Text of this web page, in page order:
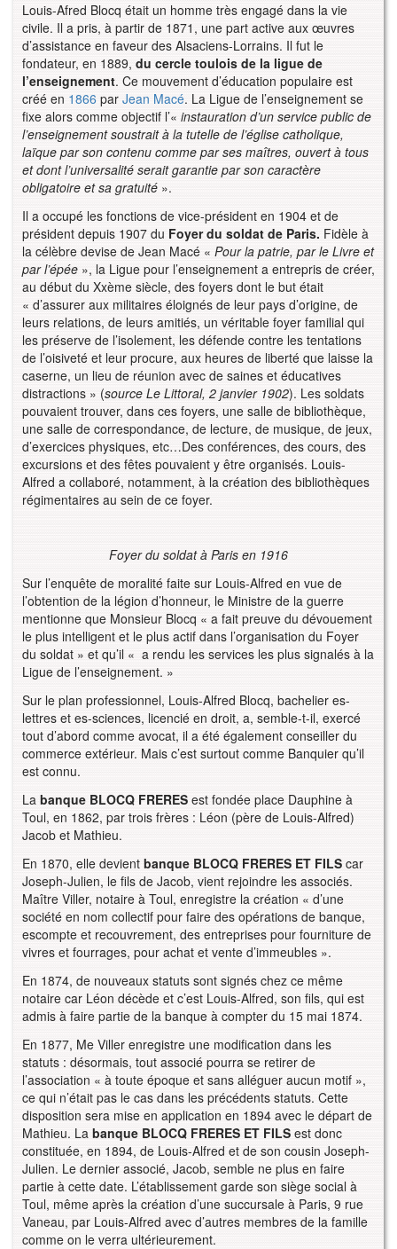
Louis-Afred Blocq était un homme très engagé dans la vie
civile. Il a pris, à partir de 1871, une part active aux œuvres
d’assistance en faveur des Alsaciens-Lorrains. Il fut le
fondateur, en 1889, du cercle toulois de la ligue de
l’enseignement. Ce mouvement d’éducation populaire est
créé en 1866 par Jean Macé. La Ligue de l’enseignement se
fixe alors comme objectif l’« instauration d’un service public de
l’enseignement soustrait à la tutelle de l’église catholique,
laïque par son contenu comme par ses maîtres, ouvert à tous
et dont l’universalité serait garantie par son caractère
obligatoire et sa gratuité ».
Il a occupé les fonctions de vice-président en 1904 et de
président depuis 1907 du Foyer du soldat de Paris. Fidèle à
la célèbre devise de Jean Macé « Pour la patrie, par le Livre et
par l’épée », la Ligue pour l’enseignement a entrepris de créer,
au début du Xxème siècle, des foyers dont le but était
« d’assurer aux militaires éloignés de leur pays d’origine, de
leurs relations, de leurs amitiés, un véritable foyer familial qui
les préserve de l’isolement, les défende contre les tentations
de l’oisiveté et leur procure, aux heures de liberté que laisse la
caserne, un lieu de réunion avec de saines et éducatives
distractions » (source Le Littoral, 2 janvier 1902). Les soldats
pouvaient trouver, dans ces foyers, une salle de bibliothèque,
une salle de correspondance, de lecture, de musique, de jeux,
d’exercices physiques, etc…Des conférences, des cours, des
excursions et des fêtes pouvaient y être organisés. Louis-
Alfred a collaboré, notamment, à la création des bibliothèques
régimentaires au sein de ce foyer.
Foyer du soldat à Paris en 1916
Sur l’enquête de moralité faite sur Louis-Alfred en vue de
l’obtention de la légion d’honneur, le Ministre de la guerre
mentionne que Monsieur Blocq « a fait preuve du dévouement
le plus intelligent et le plus actif dans l’organisation du Foyer
du soldat » et qu’il « a rendu les services les plus signalés à la
Ligue de l’enseignement. »
Sur le plan professionnel, Louis-Alfred Blocq, bachelier es-
lettres et es-sciences, licencié en droit, a, semble-t-il, exercé
tout d’abord comme avocat, il a été également conseiller du
commerce extérieur. Mais c’est surtout comme Banquier qu’il
est connu.
La banque BLOCQ FRERES est fondée place Dauphine à
Toul, en 1862, par trois frères : Léon (père de Louis-Alfred)
Jacob et Mathieu.
En 1870, elle devient banque BLOCQ FRERES ET FILS car
Joseph-Julien, le fils de Jacob, vient rejoindre les associés.
Maître Viller, notaire à Toul, enregistre la création « d’une
société en nom collectif pour faire des opérations de banque,
escompte et recouvrement, des entreprises pour fourniture de
vivres et fourrages, pour achat et vente d’immeubles ».
En 1874, de nouveaux statuts sont signés chez ce même
notaire car Léon décède et c’est Louis-Alfred, son fils, qui est
admis à faire partie de la banque à compter du 15 mai 1874.
En 1877, Me Viller enregistre une modification dans les
statuts : désormais, tout associé pourra se retirer de
l’association « à toute époque et sans alléguer aucun motif »,
ce qui n’était pas le cas dans les précédents statuts. Cette
disposition sera mise en application en 1894 avec le départ de
Mathieu. La banque BLOCQ FRERES ET FILS est donc
constituée, en 1894, de Louis-Alfred et de son cousin Joseph-
Julien. Le dernier associé, Jacob, semble ne plus en faire
partie à cette date. L’établissement garde son siège social à
Toul, même après la création d’une succursale à Paris, 9 rue
Vaneau, par Louis-Alfred avec d’autres membres de la famille
comme on le verra ultérieurement.